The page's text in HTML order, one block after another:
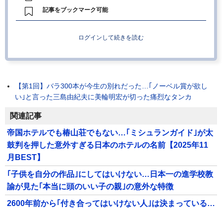
記事をブックマーク可能
ログインして続きを読む
【第1回】バラ300本が今生の別れだった…｢ノーベル賞が欲し
い｣と言った三島由紀夫に美輪明宏が切った痛烈なタンカ
関連記事
帝国ホテルでも椿山荘でもない…｢ミシュランガイド｣が太
鼓判を押した意外すぎる日本のホテルの名前【2025年11
月BEST】
｢子供を自分の作品｣にしてはいけない…日本一の進学校教
諭が見た｢本当に頭のいい子の親｣の意外な特徴
2600年前から｢付き合ってはいけない人｣は決まっている…